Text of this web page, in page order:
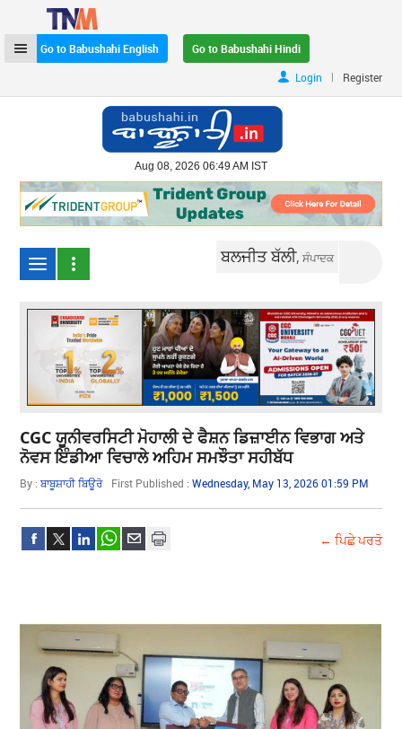
Go to Babushahi English
Go to Babushahi Hindi
Login
| Register
Aug 08, 2026 06:49 AM IST
ਬਲਜੀਤ ਬੱਲੀ,ਸੰਪਾਦਕ
CGC ਯੂਨੀਵਰਸਿਟੀ ਮੋਹਾਲੀ ਦੇ ਫੈਸ਼ਨ ਡਿਜ਼ਾਈਨ ਵਿਭਾਗ ਅਤੇ
ਨੋਵਸ ਇੰਡੀਆ ਵਿਚਾਲੇ ਅਹਿਮ ਸਮਝੌਤਾ ਸਹੀਬੱਧ
By :ਬਾਬੂਸ਼ਾਹੀ ਬਿਊਰੋ First Published :Wednesday, May 13, 2026 01:59 PM
← ਪਿਛੇ ਪਰਤੋ